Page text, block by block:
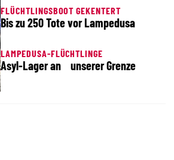
FLÜCHTLINGSBOOT GEKENTERT
Bis zu 250 Tote vor Lampedusa
LAMPEDUSA-FLÜCHTLINGE
Asyl-Lager an unserer Grenze